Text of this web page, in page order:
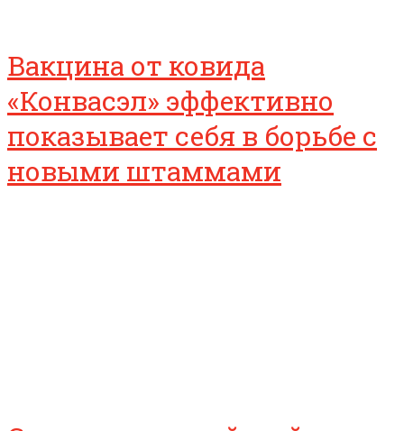
Вакцина от ковида
«Конвасэл» эффективно
показывает себя в борьбе с
новыми штаммами